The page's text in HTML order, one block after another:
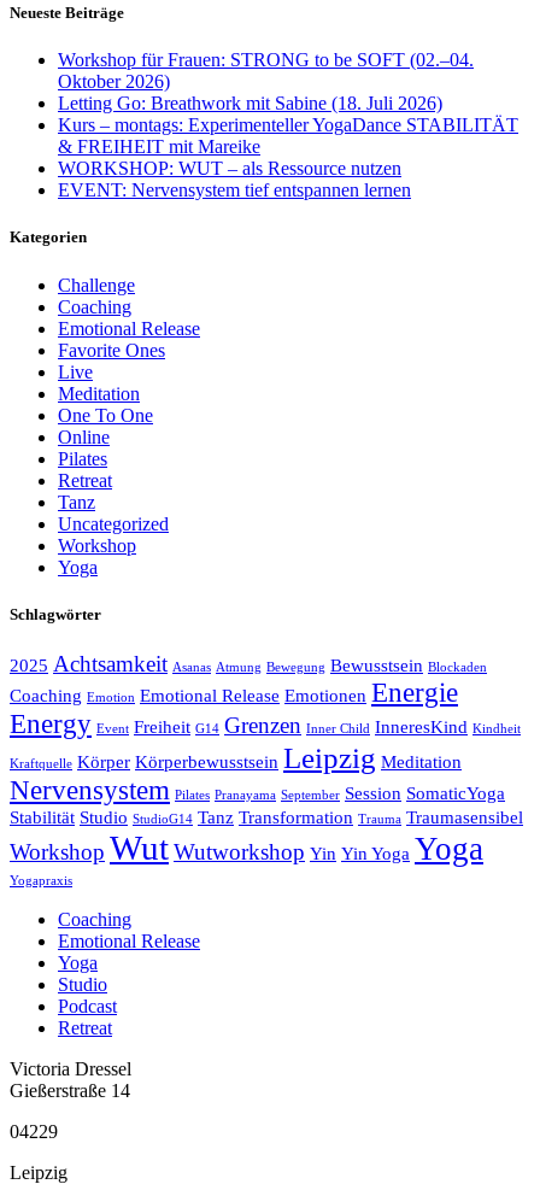
Neueste Beiträge
Workshop für Frauen: STRONG to be SOFT (02.–04.
Oktober 2026)
Letting Go: Breathwork mit Sabine (18. Juli 2026)
Kurs – montags: Experimenteller YogaDance STABILITÄT
& FREIHEIT mit Mareike
WORKSHOP: WUT – als Ressource nutzen
EVENT: Nervensystem tief entspannen lernen
Kategorien
Challenge
Coaching
Emotional Release
Favorite Ones
Live
Meditation
One To One
Online
Pilates
Retreat
Tanz
Uncategorized
Workshop
Yoga
Schlagwörter
2025 Achtsamkeit Asanas Atmung Bewegung Bewusstsein Blockaden
Coaching Emotion Emotional Release Emotionen Energie
Energy Event Freiheit G14 Grenzen Inner Child InneresKind Kindheit
Kraftquelle Körper Körperbewusstsein Leipzig Meditation
Nervensystem Pilates Pranayama September Session SomaticYoga
Stabilität Studio StudioG14 Tanz Transformation Trauma Traumasensibel
Workshop WutWutworkshop Yin Yin Yoga Yoga
Yogapraxis
Coaching
Emotional Release
Yoga
Studio
Podcast
Retreat
Victoria Dressel
Gießerstraße 14
04229
Leipzig